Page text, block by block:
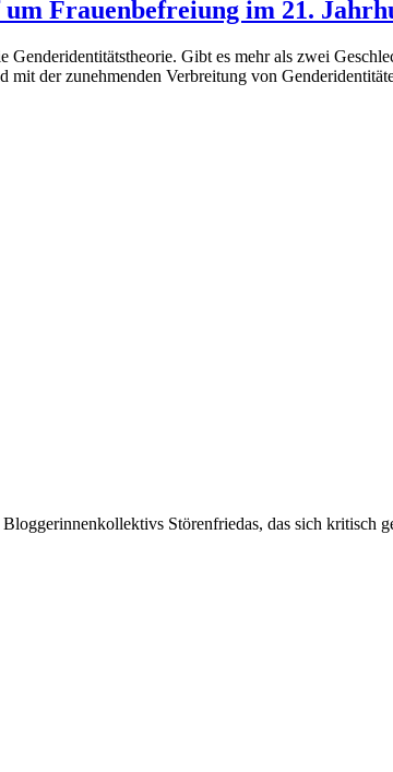
Frauenbefreiung im 21.
Gibt es mehr als zwei
der zunehmenden Verbreitung von
Störenfriedas, das sich kritisch